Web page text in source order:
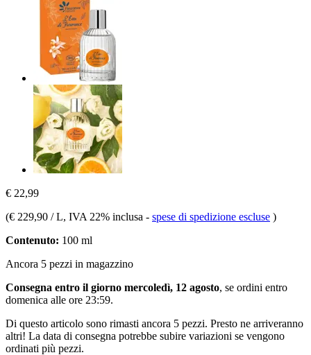
€ 22,99
(€ 229,90 / L, IVA 22% inclusa - spese di spedizione escluse )
Contenuto: 100 ml
Ancora 5 pezzi in magazzino
Consegna entro il giorno mercoledì, 12 agosto, se ordini entro
domenica alle ore 23:59.
Di questo articolo sono rimasti ancora 5 pezzi. Presto ne arriveranno
altri! La data di consegna potrebbe subire variazioni se vengono
ordinati più pezzi.